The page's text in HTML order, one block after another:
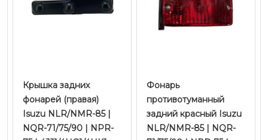
Крышка задних
фонарей (правая)
Isuzu NLR/NMR-85 |
NQR-71/75/90 | NPR-
Фонарь
противотуманный
задний красный Isuzu
NLR/NMR-85 | NQR-